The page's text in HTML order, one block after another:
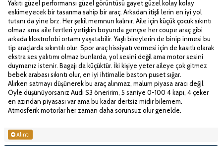
Yakıtı güzel performansı güzel görüntüsü gayet güzel kolay kolay
eskimeyecek bir tasarıma sahip bir araç. Arkadan itişli lerin en iyi yol
tutanı da yine brz. Her şekil memnun kalınır. Aile için küçük çocuk sıkıntı
olmaz ama aile fertleri yetişkin boyunda gençse her coupe araç gibi
arkada klostrofobi ortamı yaşatabilir. Yaşlı bireylerin de binip inmesi bu
tip araçlarda sıkıntılı olur. Spor araç hissiyatı vermesi için de kasıtlı olarak
ekstra ses yalıtımı olmaz bunlarda, yol sesini değil ama motor sesini
duymanız istenir. Bagajı da küçüktür. İki kişiye yeter aileye çok gitmez
bebek arabası sıkıntı olur, en iyi ihtimalle baston puset sığar.
Alırken satmayı düşünerek bu araç alınmaz, malum piyasa aracı değil.
Öyle düşünüyorsanız Audi S3 öneririm, 5 saniye 0-100 4 kapı, 4 çeker
en azından piyasası var ama bu kadar dertsiz midir bilemem.
Atmosferik motorlar her zaman daha sorunsuz olur genelde.
Alıntı